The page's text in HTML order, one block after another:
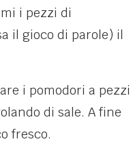
i pezzi di
il gioco di parole) il
i pomodori a pezzi
di sale. A fine
fresco.